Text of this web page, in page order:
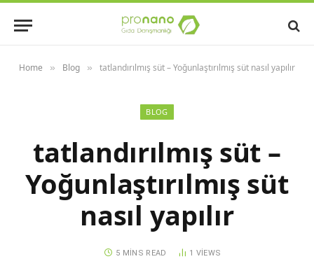
Home » Blog » tatlandırılmış süt – Yoğunlaştırılmış süt nasıl yapılır
BLOG
tatlandırılmış süt –
Yoğunlaştırılmış süt
nasıl yapılır
5 MINS READ 1 VIEWS